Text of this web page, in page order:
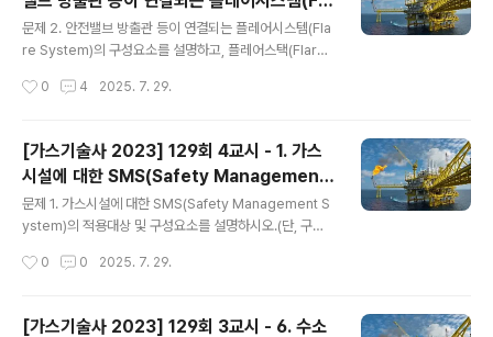
평가대상, 실시시기, 방법 및 추진절차, 주지방법, 유의사항
등2) 위험성평가에 관한 교육 실시사업주는 실시담당자 및
관계자에게 외부 교육기관의 필요한 교육을 수강하게 하거
실시방법 등을 교육시키는 것이 필요하다.3) 평가대상 선..
re System)의 구성요소를 설명하고, 플레
어스택(Flare Stack)의 설치형태에 따른
‘엘리베이트형과 그라운드형의 차이점’을설명
하시오.
문제 2. 안전밸브 방출관 등이 연결되는 플레어시스템(Fla
re System)의 구성요소를 설명하고, 플레어스택(Flare
차이점’을설명하시오. 1. 플레어시스템의 구성요소1) 플레
액체를 그룹별로 모아 플레어스택으로 보내주는 배관이다.
2) 녹아웃드럼(Knock-Out Drum)플레어스택으로 액체
유입 시 버닝레인(Burning Rain) 현상이 발생할 수 있으
므로, 유입되는 가스 중 액체를 분리하여 포집하는 설비이
다. 3) 액체밀봉드럼(Liquid Seal Drum)습식 Seal로써
것을 막거나, 플레어헤더에 약간의 진공이 형성될..
0 4 2025. 7. 29.
[가스기술사 2023] 129회 4교시 - 1. 가스
시설에 대한 SMS(Safety Management
System)의 적용대상 및 구성요소를 설명하
시오.(단, 구성요소는 안전성향상계획서와 종
합적안전관리규정을 구별하여 서술한다.)
문제 1. 가스시설에 대한 SMS(Safety Management S
ystem)의 적용대상 및 구성요소를 설명하시오.(단, 구성
여 서술한다.) 일정 규모 이상의 고위험 고압가스시설의 경
어 종합적 안전을 확보할 수 있도록 종합적안전관리규정을
0 0 2025. 7. 29.
[가스기술사 2023] 129회 3교시 - 6. 수소